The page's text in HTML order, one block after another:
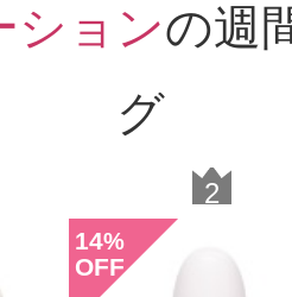
透明感・薄づき/肌
ングベース SPF20
ム シエナ）
重ねても、厚塗りに
。でもカバー力があ
ることができると思
ションの週
グ
2
14%
OFF